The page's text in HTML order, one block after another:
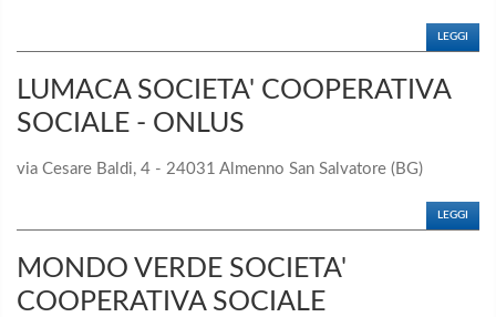
LEGGI
LUMACA SOCIETA' COOPERATIVA
SOCIALE - ONLUS
via Cesare Baldi, 4 - 24031 Almenno San Salvatore (BG)
LEGGI
MONDO VERDE SOCIETA'
COOPERATIVA SOCIALE